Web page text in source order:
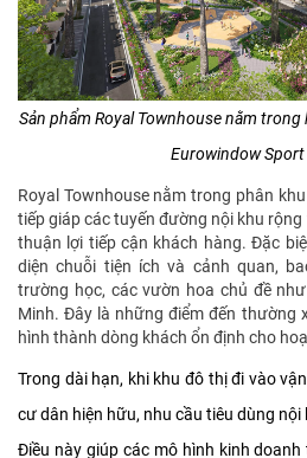
Sản phẩm Royal Townhouse nằm
Eurowindow Sport
Royal Townhouse nằm trong phân
tiếp giáp các tuyến đường nội khu
thuận lợi tiếp cận khách hàng. Đặc
diện chuỗi tiện ích và cảnh quan,
trường học, các vườn hoa chủ đề
Minh. Đây là những điểm đến thường
hình thành dòng khách ổn định cho
Trong dài hạn, khi khu đô thị đi vào
cư dân hiện hữu, nhu cầu tiêu dùng
Điều này giúp các mô hình kinh